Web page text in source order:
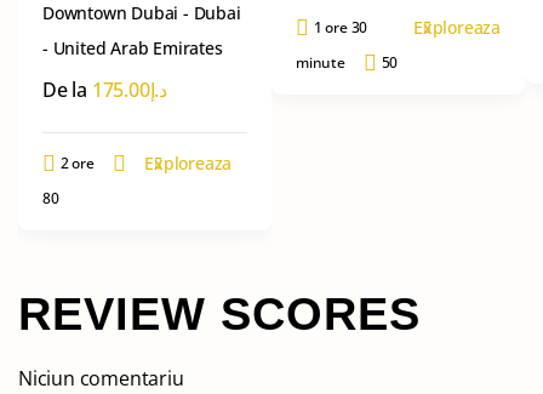
Downtown Dubai - Dubai
- United Arab Emirates
De la د.إ175.00
2 ore
80
Exploreaza
1 ore 30
minute
50
Exploreaza
REVIEW SCORES
Niciun comentariu